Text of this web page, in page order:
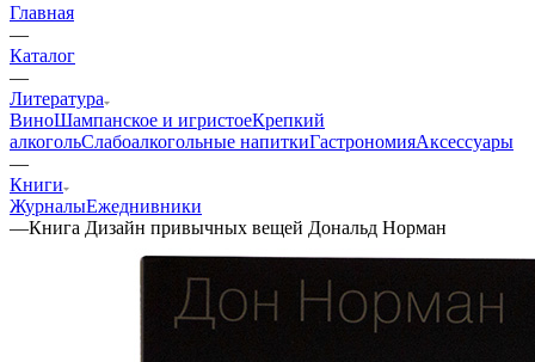
Главная
—
Каталог
—
Литература
ВиноШампанское и игристоеКрепкий
алкогольСлабоалкогольные напиткиГастрономияАксессуары
—
Книги
ЖурналыЕжеднивники
—Книга Дизайн привычных вещей Дональд Норман